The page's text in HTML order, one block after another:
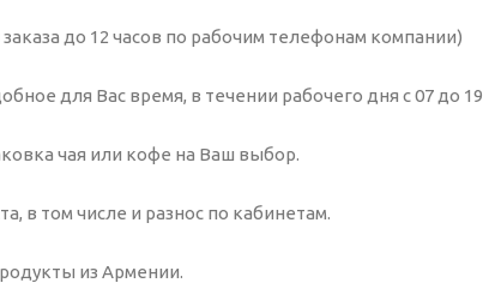
до 12 часов по рабочим телефонам компании)
для Вас время, в течении рабочего дня с 07 до 19
чая или кофе на Ваш выбор.
в том числе и разнос по кабинетам.
из Армении.